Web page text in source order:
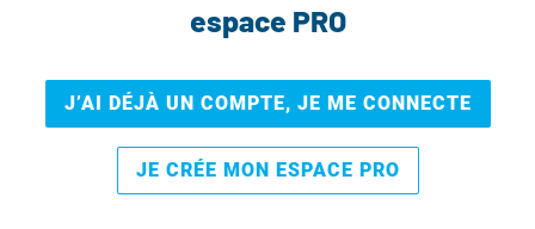
espace PRO
J’AI DÉJÀ UN COMPTE, JE ME CONNECTE
JE CRÉE MON ESPACE PRO